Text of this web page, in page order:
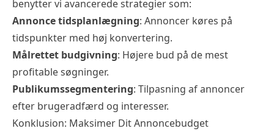
benytter vi avancerede strategier som:
Annonce tidsplanlægning: Annoncer køres på
tidspunkter med høj konvertering.
Målrettet budgivning: Højere bud på de mest
profitable søgninger.
Publikumssegmentering: Tilpasning af annoncer
efter brugeradfærd og interesser.
Konklusion: Maksimer Dit Annoncebudget